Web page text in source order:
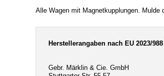
Alle Wagen mit Magnetkupplungen.
Herstellerangaben nach EU 2023/
Gebr. Märklin & Cie. GmbH